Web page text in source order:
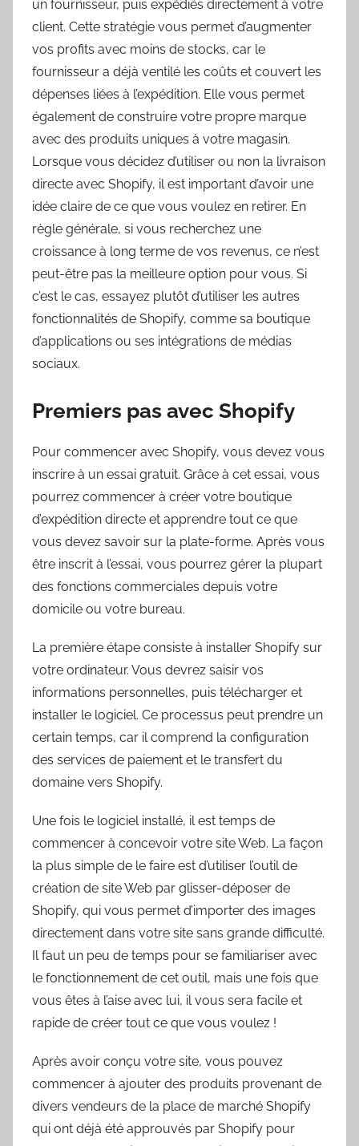
un fournisseur, puis expédiés directement à votre
client. Cette stratégie vous permet d’augmenter
vos profits avec moins de stocks, car le
fournisseur a déjà ventilé les coûts et couvert les
dépenses liées à l’expédition. Elle vous permet
également de construire votre propre marque
avec des produits uniques à votre magasin.
Lorsque vous décidez d’utiliser ou non la livraison
directe avec Shopify, il est important d’avoir une
idée claire de ce que vous voulez en retirer. En
règle générale, si vous recherchez une
croissance à long terme de vos revenus, ce n’est
peut-être pas la meilleure option pour vous. Si
c’est le cas, essayez plutôt d’utiliser les autres
fonctionnalités de Shopify, comme sa boutique
d’applications ou ses intégrations de médias
sociaux.
Premiers pas avec Shopify
Pour commencer avec Shopify, vous devez vous
inscrire à un essai gratuit. Grâce à cet essai, vous
pourrez commencer à créer votre boutique
d’expédition directe et apprendre tout ce que
vous devez savoir sur la plate-forme. Après vous
être inscrit à l’essai, vous pourrez gérer la plupart
des fonctions commerciales depuis votre
domicile ou votre bureau.
La première étape consiste à installer Shopify sur
votre ordinateur. Vous devrez saisir vos
informations personnelles, puis télécharger et
installer le logiciel. Ce processus peut prendre un
certain temps, car il comprend la configuration
des services de paiement et le transfert du
domaine vers Shopify.
Une fois le logiciel installé, il est temps de
commencer à concevoir votre site Web. La façon
la plus simple de le faire est d’utiliser l’outil de
création de site Web par glisser-déposer de
Shopify, qui vous permet d’importer des images
directement dans votre site sans grande difficulté.
Il faut un peu de temps pour se familiariser avec
le fonctionnement de cet outil, mais une fois que
vous êtes à l’aise avec lui, il vous sera facile et
rapide de créer tout ce que vous voulez !
Après avoir conçu votre site, vous pouvez
commencer à ajouter des produits provenant de
divers vendeurs de la place de marché Shopify
qui ont déjà été approuvés par Shopify pour